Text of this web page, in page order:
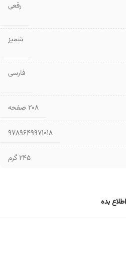
رقعی
شمیز
فارسی
۲۰۸ صفحه
9789649971018
245 گرم
بده